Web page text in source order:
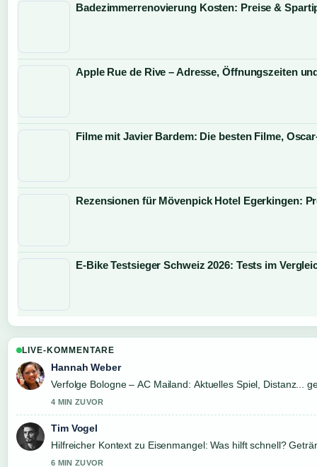
Badezimmerrenovierung Kosten: Preise &
Apple Rue de Rive – Adresse, Öffnungszeiten
Filme mit Javier Bardem: Die besten Filme,
Rezensionen für Mövenpick Hotel Egerkingen:
E-Bike Testsieger Schweiz 2026: Tests im
LIVE-KOMMENTARE
Hannah Weber
Verfolge Bologne – AC Mailand: Aktuelles Spiel, Distanz...
4 MIN ZUVOR
Tim Vogel
Hilfreicher Kontext zu Eisenmangel: Was hilft schnell?
6 MIN ZUVOR